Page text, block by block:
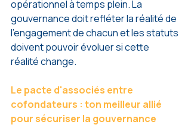
opérationnel à temps plein. La
gouvernance doit refléter la réalité de
l'engagement de chacun et les statuts
doivent pouvoir évoluer si cette
réalité change.
Le pacte d'associés entre
cofondateurs : ton meilleur allié
pour sécuriser la gouvernance